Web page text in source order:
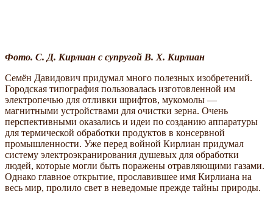
Фото. С. Д. Кирлиан с супругой В. Х. Кирлиан
Семён Давидович придумал много полезных изобретений.
Городская типография пользовалась изготовленной им
электропечью для отливки шрифтов, мукомолы —
магнитными устройствами для очистки зерна. Очень
перспективными оказались и идеи по созданию аппаратуры
для термической обработки продуктов в консервной
промышленности. Уже перед войной Кирлиан придумал
систему электроэкранирования душевых для обработки
людей, которые могли быть поражены отравляющими газами.
Однако главное открытие, прославившее имя Кирлиана на
весь мир, пролило свет в неведомые прежде тайны природы.